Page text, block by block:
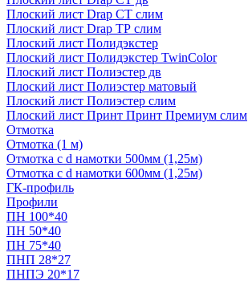
Плоский лист Drap СТ слим
Плоский лист Drap ТР слим
Плоский лист Полидэкстер
Плоский лист Полидэкстер TwinColor
Плоский лист Полиэстер дв
Плоский лист Полиэстер матовый
Плоский лист Полиэстер слим
Плоский лист Принт Принт Премиум слим
Отмотка
Отмотка (1 м)
Отмотка с d намотки 500мм (1,25м)
Отмотка с d намотки 600мм (1,25м)
ГК-профиль
Профили
ПН 100*40
ПН 50*40
ПН 75*40
ПНП 28*27
ПНПЭ 20*17